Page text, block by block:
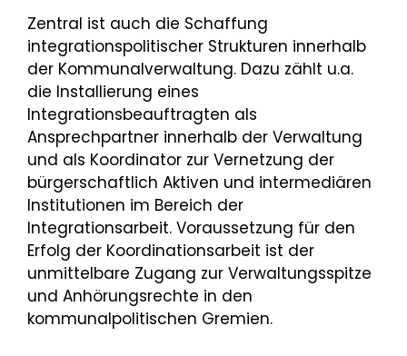
Zentral ist auch die Schaffung
integrationspolitischer Strukturen innerhalb
der Kommunalverwaltung. Dazu zählt u.a.
die Installierung eines
Integrationsbeauftragten als
Ansprechpartner innerhalb der Verwaltung
und als Koordinator zur Vernetzung der
bürgerschaftlich Aktiven und intermediären
Institutionen im Bereich der
Integrationsarbeit. Voraussetzung für den
Erfolg der Koordinationsarbeit ist der
unmittelbare Zugang zur Verwaltungsspitze
und Anhörungsrechte in den
kommunalpolitischen Gremien.